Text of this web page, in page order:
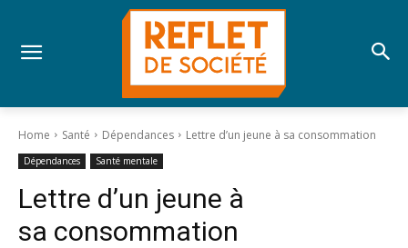
Home Santé Dépendances Lettre d’un jeune à sa consommation
Dépendances Santé mentale
Lettre d’un jeune à
sa consommation